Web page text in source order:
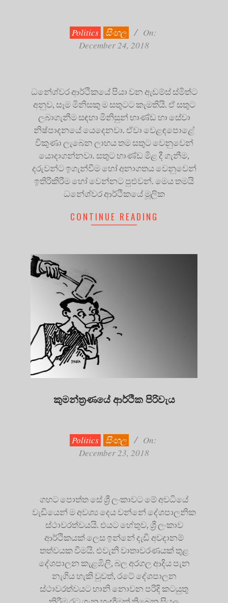
Politics සිංහල
On:
December 24, 2018
ධනේශ්වර ආර්ථිකයේ පියා වන ඇඩම්ස් ස්මිත්ට
අනුව, සෑම මිනිසකු ම සතුටට කැමතියි. ඒ සතුට
ලබාගැනීම සඳහා මිනිසුන් භාණ්ඩ හා සේවා
නිෂ්පාදනයේ යෙදෙනවා. ඒවා වෙළඳපොළේ
විකුණා ලැබෙන ලාභය තම සතුට වෙනුවෙන්
යොදාගන්නවා. සතුට භාණ්ඩ මිළ දී ගැනීම,
දරුවන්ට ඉගැන්වීම හෝ අනාගතය වෙනුවෙන්
ඉතිරිකිරීම හෝ වෙන්නට පුළුවන්. මෙය තමයි
ධනේශ්වර ආර්ථිකයේ මූලික
CONTINUE READING
කුමන්ත්‍රණයේ ආර්ථික පිරිවැය
Politics සිංහල
On:
December 23, 2018
ගහට පොත්ත සේ ශ්‍රී ලංකාවට මේ අවධියේ
වැඩියෙන් ම අවශ්‍ය දෙය වන්නේ දේශපාලනික
ස්ථාවරත්වයයි. එයට හේතුව, ශ්‍රී ලංකාව
ආර්ථිකයක් ලෙස ඉන්නේ දැඩි අවදානම්
තත්වයක වීමයි. එවැනි වාතාවරණයක් තුළ
දේශපාලන කැළඹිලි, බල අරගල ආදිය පැන
නැගිය හැකි වුවත්, රටේ දේශපාලන
ස්ථාවරත්වයට හානි නොවන පරිදි කටයුතු